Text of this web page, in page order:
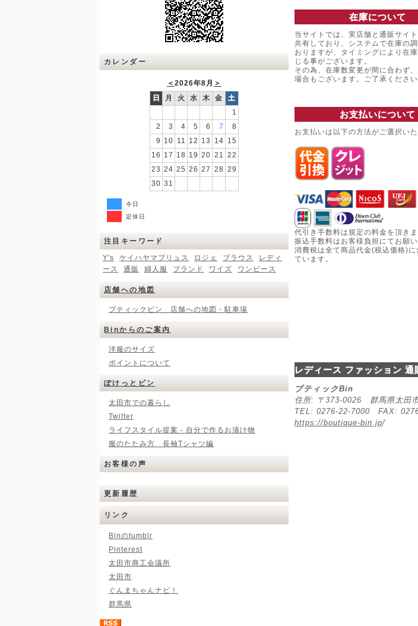
カレンダー
＜ 2026年8月 ＞
日
月 火 水 木 金
土
1
2
3 4 5 6 7
8
9 10 11 12 13 14 15
16 17 18 19 20 21 22
23 24 25 26 27 28 29
30 31
今日
定休日
注目キーワード
Y's
ケイハヤマプリュス ロジェ ブラウス
レディ
ース
通販 婦人服 ブランド ワイズ ワンピース
店舗への地図
ブティックビン 店舗への地図・駐車場
Binからのご案内
洋服のサイズ
ポイントについて
ぽけっとビン
太田市での暮らし
Twitter
ライフスタイル提案 - 自分で作るお漬け物
服のたたみ方 長袖Tシャツ編
お客様の声
更新履歴
リンク
Binのtumblr
Pinterest
太田市商工会議所
太田市
ぐんまちゃんナビ！
群馬県
在庫について
当サイトでは、実店舗と通販サイ
共有しており、システムで在庫の
おりますが、タイミングにより在
じる事がございます。
その為、在庫数変更が間に合わず
場合もございます。ご了承くださ
お支払いについて
お支払いは以下の方法がご選択いた
代引き手数料は規定の料金を頂きま
振込手数料はお客様負担にてお願い
消費税は全て商品代金(税込価格)に
ています。
レディース ファッション
ブティックBin
住所: 〒373-0026 群馬県太田
TEL: 0276-22-7000 FAX:
https://boutique-bin.jp/